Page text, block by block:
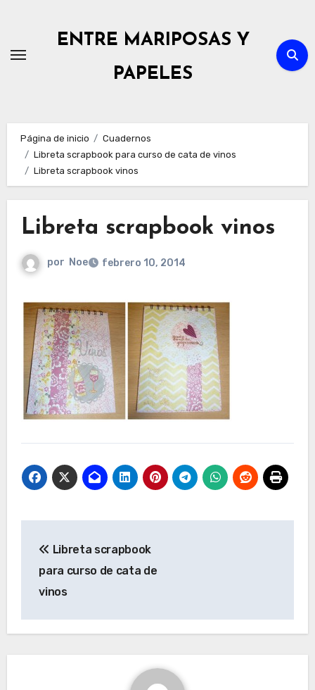
contenido
ENTRE MARIPOSAS Y
PAPELES
Página de inicio
Cuadernos
Libreta scrapbook para curso de cata de vinos
Libreta scrapbook vinos
Libreta scrapbook vinos
por Noe febrero 10, 2014
de
entradas
Libreta scrapbook
para curso de cata de
vinos